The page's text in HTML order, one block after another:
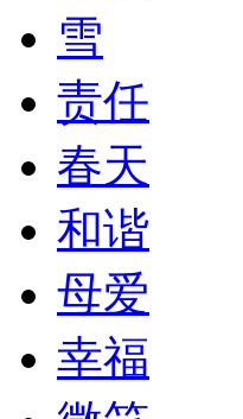
雪
责任
春天
和谐
母爱
幸福